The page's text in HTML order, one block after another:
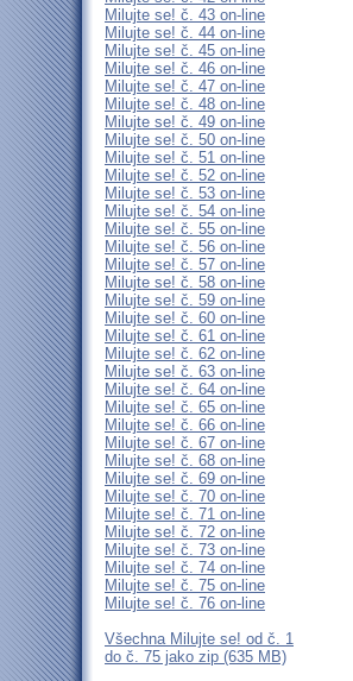
Milujte se! č. 43 on-line
Milujte se! č. 44 on-line
Milujte se! č. 45 on-line
Milujte se! č. 46 on-line
Milujte se! č. 47 on-line
Milujte se! č. 48 on-line
Milujte se! č. 49 on-line
Milujte se! č. 50 on-line
Milujte se! č. 51 on-line
Milujte se! č. 52 on-line
Milujte se! č. 53 on-line
Milujte se! č. 54 on-line
Milujte se! č. 55 on-line
Milujte se! č. 56 on-line
Milujte se! č. 57 on-line
Milujte se! č. 58 on-line
Milujte se! č. 59 on-line
Milujte se! č. 60 on-line
Milujte se! č. 61 on-line
Milujte se! č. 62 on-line
Milujte se! č. 63 on-line
Milujte se! č. 64 on-line
Milujte se! č. 65 on-line
Milujte se! č. 66 on-line
Milujte se! č. 67 on-line
Milujte se! č. 68 on-line
Milujte se! č. 69 on-line
Milujte se! č. 70 on-line
Milujte se! č. 71 on-line
Milujte se! č. 72 on-line
Milujte se! č. 73 on-line
Milujte se! č. 74 on-line
Milujte se! č. 75 on-line
Milujte se! č. 76 on-line
Všechna Milujte se! od č. 1
do č. 75 jako zip (635 MB)